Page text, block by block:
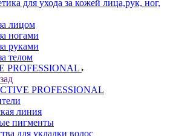
для ухода за кожей лица,рук, ног,
лицом
ногами
руками
телом
PROFESSIONAL
PROFESSIONAL
линия
пигменты
для укладки волос